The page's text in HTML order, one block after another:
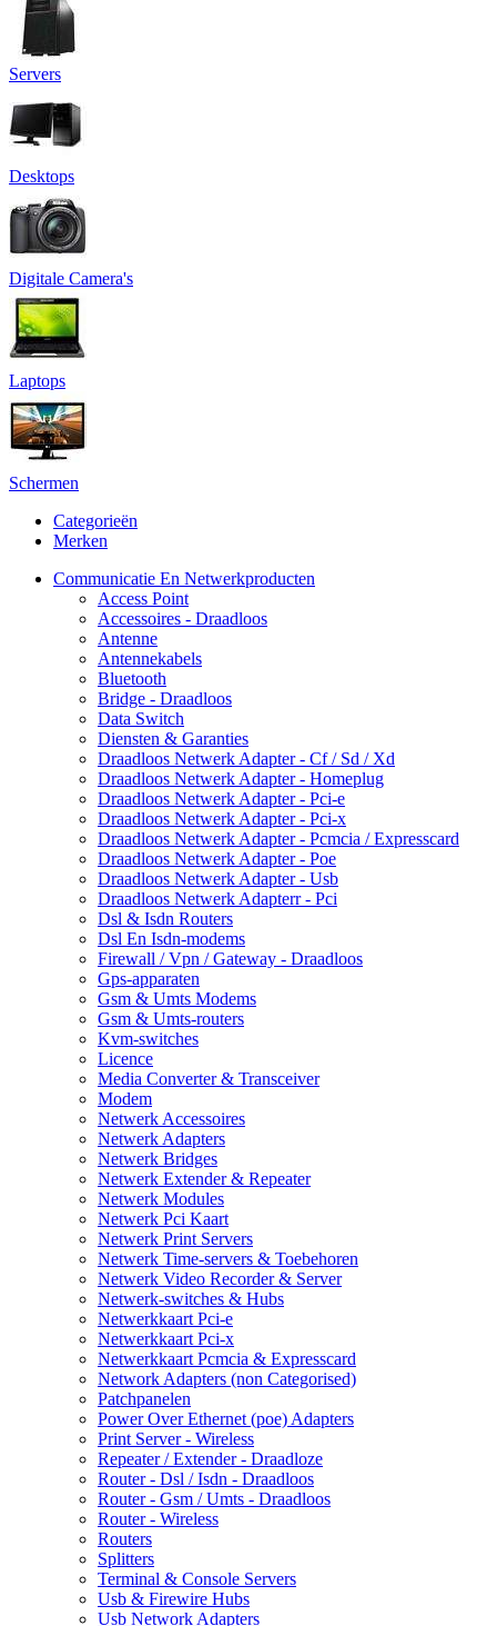
Servers
Desktops
Digitale Camera's
Laptops
Schermen
Categorieën
Merken
Communicatie En Netwerkproducten
Access Point
Accessoires - Draadloos
Antenne
Antennekabels
Bluetooth
Bridge - Draadloos
Data Switch
Diensten & Garanties
Draadloos Netwerk Adapter - Cf / Sd / Xd
Draadloos Netwerk Adapter - Homeplug
Draadloos Netwerk Adapter - Pci-e
Draadloos Netwerk Adapter - Pci-x
Draadloos Netwerk Adapter - Pcmcia / Expresscard
Draadloos Netwerk Adapter - Poe
Draadloos Netwerk Adapter - Usb
Draadloos Netwerk Adapterr - Pci
Dsl & Isdn Routers
Dsl En Isdn-modems
Firewall / Vpn / Gateway - Draadloos
Gps-apparaten
Gsm & Umts Modems
Gsm & Umts-routers
Kvm-switches
Licence
Media Converter & Transceiver
Modem
Netwerk Accessoires
Netwerk Adapters
Netwerk Bridges
Netwerk Extender & Repeater
Netwerk Modules
Netwerk Pci Kaart
Netwerk Print Servers
Netwerk Time-servers & Toebehoren
Netwerk Video Recorder & Server
Netwerk-switches & Hubs
Netwerkkaart Pci-e
Netwerkkaart Pci-x
Netwerkkaart Pcmcia & Expresscard
Network Adapters (non Categorised)
Patchpanelen
Power Over Ethernet (poe) Adapters
Print Server - Wireless
Repeater / Extender - Draadloze
Router - Dsl / Isdn - Draadloos
Router - Gsm / Umts - Draadloos
Router - Wireless
Routers
Splitters
Terminal & Console Servers
Usb & Firewire Hubs
Usb Network Adapters